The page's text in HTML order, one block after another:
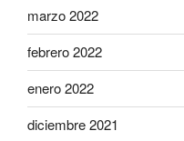
marzo 2022
febrero 2022
enero 2022
diciembre 2021